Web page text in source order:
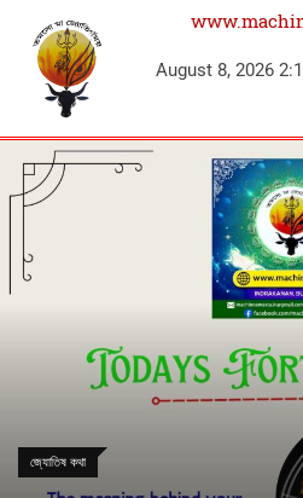
August 8, 2026
জ্যোতিষ কথা